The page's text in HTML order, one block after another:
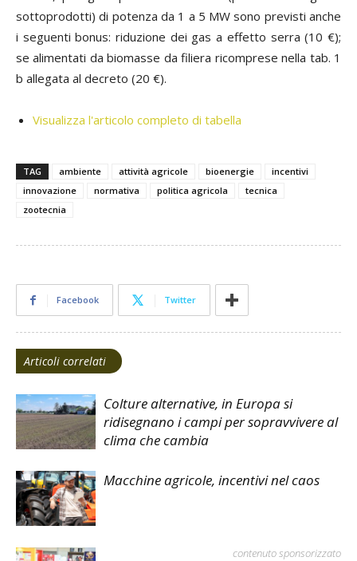
sottoprodotti) di potenza da 1 a 5 MW sono previsti anche
i seguenti bonus: riduzione dei gas a effetto serra (10 €);
se alimentati da biomasse da filiera ricomprese nella tab. 1
b allegata al decreto (20 €).
Visualizza l'articolo completo di tabella
TAG ambiente attività agricole bioenergie
incentivi
innovazione
normativa politica agricola
tecnica
zootecnia
Facebook Twitter
Articoli correlati
Colture alternative, in Europa si
ridisegnano i campi per sopravvivere al
clima che cambia
Macchine agricole, incentivi nel caos
contenuto sponsorizzato